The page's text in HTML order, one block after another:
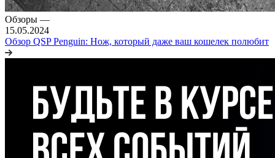
Обзоры —
15.05.2024
Обзор QSP Penguin: Нож, который даже ваш кошелек полюбит